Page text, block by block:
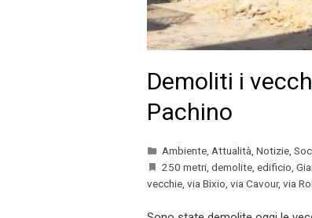
Demoliti i
Pachino
Ambiente Attualità Notizie
250 metri demolite edificio
vecchie via Bixio via Cavour, via